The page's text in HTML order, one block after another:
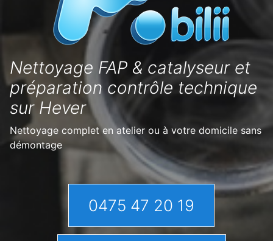
Nettoyage FAP & catalyseur et
préparation contrôle technique
sur Hever
Nettoyage complet en atelier ou à votre domicile sans
démontage
0475 47 20 19